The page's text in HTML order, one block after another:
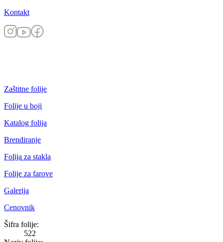
Kontakt
Zaštitne folije
Folije u boji
Katalog folija
Brendiranje
Folija za stakla
Folije za farove
Galerija
Cenovnik
Ice Blue
Šifra folije:
522